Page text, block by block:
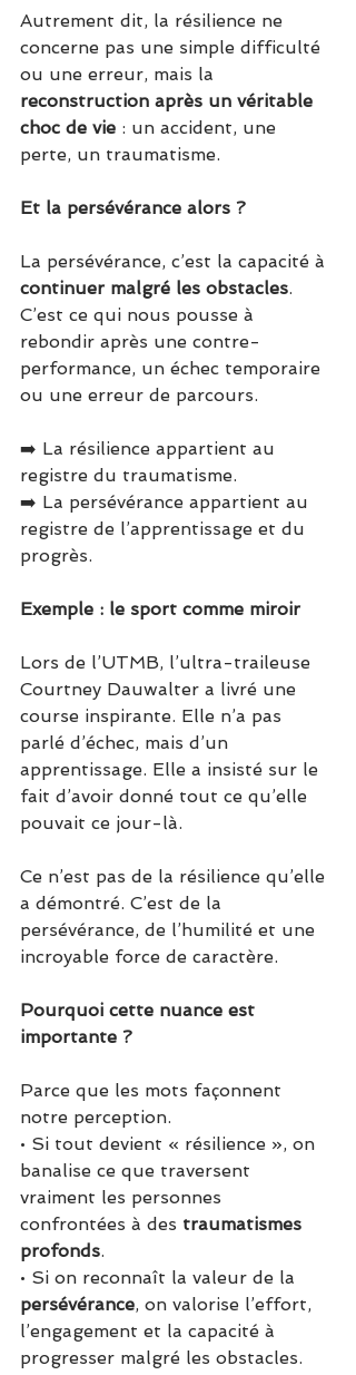
Autrement dit, la résilience ne
concerne pas une simple difficulté
ou une erreur, mais la
reconstruction après un véritable
choc de vie : un accident, une
perte, un traumatisme.
Et la persévérance alors ?
La persévérance, c’est la capacité à
continuer malgré les obstacles.
C’est ce qui nous pousse à
rebondir après une contre-
performance, un échec temporaire
ou une erreur de parcours.
➡️ La résilience appartient au
registre du traumatisme.
➡️ La persévérance appartient au
registre de l’apprentissage et du
progrès.
Exemple : le sport comme miroir
Lors de l’UTMB, l’ultra-traileuse
Courtney Dauwalter a livré une
course inspirante. Elle n’a pas
parlé d’échec, mais d’un
apprentissage. Elle a insisté sur le
fait d’avoir donné tout ce qu’elle
pouvait ce jour-là.
Ce n’est pas de la résilience qu’elle
a démontré. C’est de la
persévérance, de l’humilité et une
incroyable force de caractère.
Pourquoi cette nuance est
importante ?
Parce que les mots façonnent
notre perception.
• Si tout devient « résilience », on
banalise ce que traversent
vraiment les personnes
confrontées à des traumatismes
profonds.
• Si on reconnaît la valeur de la
persévérance, on valorise l’effort,
l’engagement et la capacité à
progresser malgré les obstacles.